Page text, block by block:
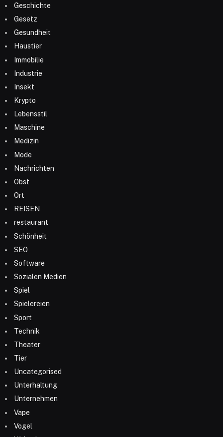
Geschichte
Gesetz
Gesundheit
Haustier
Immobilie
Industrie
Insekt
Krypto
Lebensstil
Maschine
Medizin
Mode
Nachrichten
Obst
Ort
REISEN
restaurant
Schönheit
SEO
Software
Sozialen Medien
Spiel
Spielereien
Sport
Technik
Theater
Tier
Uncategorised
Unterhaltung
Unternehmen
Vape
Vogel